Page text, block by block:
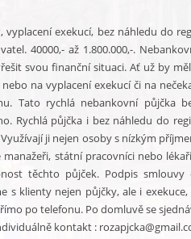
vyplacení exekucí, bez náhledu do
40000,- až 1.800.000,-.
svou finanční situaci. Ať už by
na vyplacení exekucí či na
Tato rychlá nebankovní půjčka
Rychlá půjčka i bez náhledu do
ji nejen osoby s nízkým
státní pracovníci nebo
těchto půjček. Podpis
s klienty nejen půjčky, ale i exekuce,
po telefonu. Po domluvě se
kontakt :